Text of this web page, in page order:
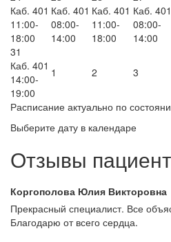
Каб. 401
11:00-
18:00
Каб. 401
08:00-
14:00
Каб. 401
11:00-
18:00
Каб. 401
08:00-
14:00
31
Каб. 401
14:00-
19:00
1 2 3
Расписание актуально по
Выберите дату в календаре
Отзывы
Коргополова Юлия Викторовна
Прекрасный специалист. Все
Благодарю от всего сердца.